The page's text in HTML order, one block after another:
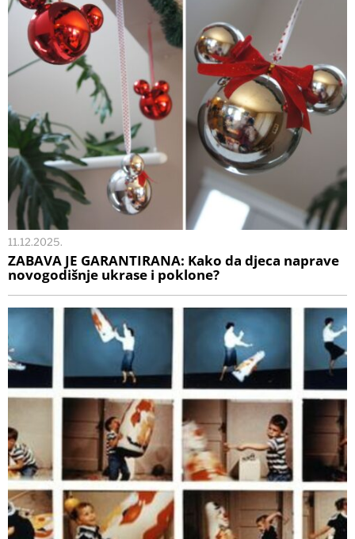
11.12.2025.
ZABAVA JE GARANTIRANA: Kako da djeca naprave
novogodišnje ukrase i poklone?